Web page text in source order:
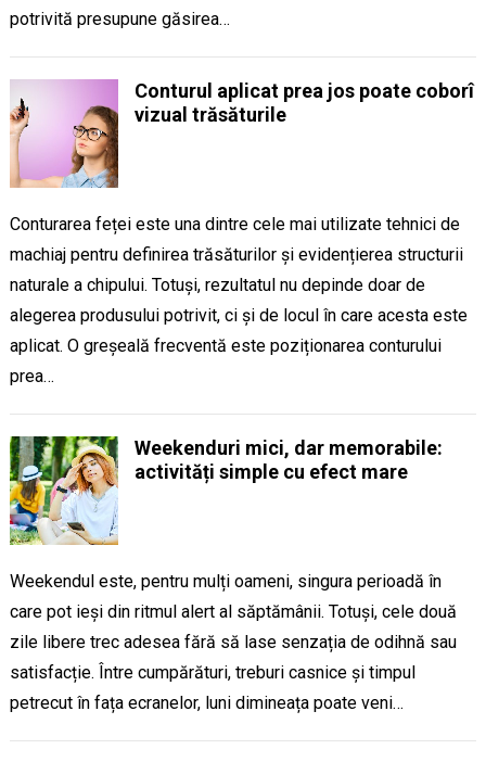
potrivită presupune găsirea…
Conturul aplicat prea jos poate coborî
vizual trăsăturile
Conturarea feței este una dintre cele mai utilizate tehnici de
machiaj pentru definirea trăsăturilor și evidențierea structurii
naturale a chipului. Totuși, rezultatul nu depinde doar de
alegerea produsului potrivit, ci și de locul în care acesta este
aplicat. O greșeală frecventă este poziționarea conturului
prea…
Weekenduri mici, dar memorabile:
activități simple cu efect mare
Weekendul este, pentru mulți oameni, singura perioadă în
care pot ieși din ritmul alert al săptămânii. Totuși, cele două
zile libere trec adesea fără să lase senzația de odihnă sau
satisfacție. Între cumpărături, treburi casnice și timpul
petrecut în fața ecranelor, luni dimineața poate veni…